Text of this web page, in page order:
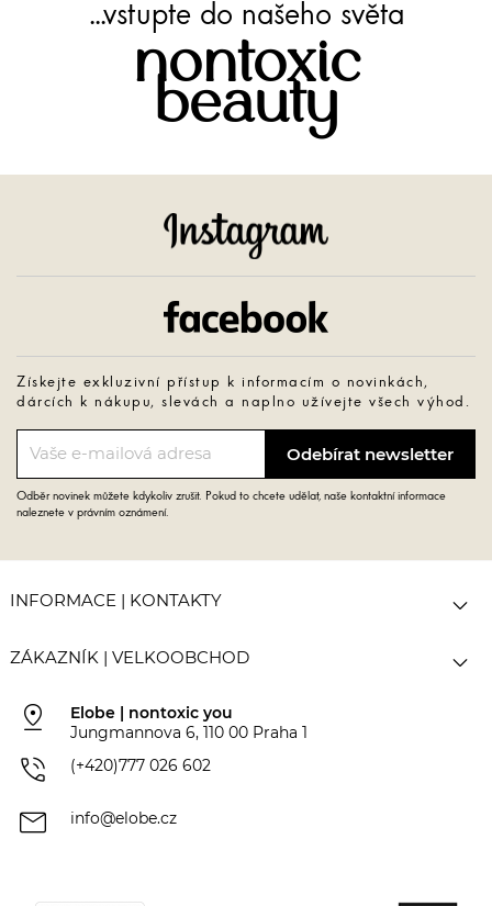
...vstupte do našeho světa
nontoxic
beauty
Získejte exkluzivní přístup k informacím o novinkách,
dárcích k nákupu, slevách a naplno užívejte všech výhod.
Odběr novinek můžete kdykoliv zrušit. Pokud to chcete udělat, naše kontaktní informace
naleznete v právním oznámení.
INFORMACE | KONTAKTY 
ZÁKAZNÍK | VELKOOBCHOD 
pin_drop
Elobe | nontoxic you
Jungmannova 6, 110 00 Praha 1
phone_in_talk (+420)777 026 602
mail info@elobe.cz